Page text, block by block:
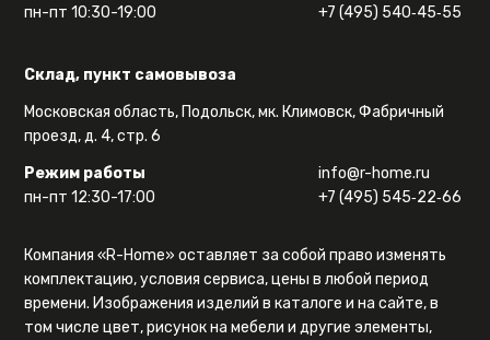
пн-пт 10:30-19:00
+7 (495) 540‑45‑55
Склад, пункт самовывоза
Московская область, Подольск, мк. Климовск, Фабричный
проезд, д. 4, стр. 6
Режим работы
пн-пт 12:30-17:00
info@r-home.ru
+7 (495) 545‑22‑66
Компания «R-Home» оставляет за собой право изменять
комплектацию, условия сервиса, цены в любой период
времени. Изображения изделий в каталоге и на сайте, в
том числе цвет, рисунок на мебели и другие элементы,